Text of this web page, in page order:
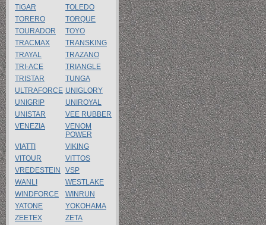
TIGAR
TOLEDO
TORERO
TORQUE
TOURADOR
TOYO
TRACMAX
TRANSKING
TRAYAL
TRAZANO
TRI-ACE
TRIANGLE
TRISTAR
TUNGA
ULTRAFORCE UNIGLORY
UNIGRIP
UNIROYAL
UNISTAR
VEE RUBBER
VENEZIA
VENOM
POWER
VIATTI
VIKING
VITOUR
VITTOS
VREDESTEIN
VSP
WANLI
WESTLAKE
WINDFORCE
WINRUN
YATONE
YOKOHAMA
ZEETEX
ZETA